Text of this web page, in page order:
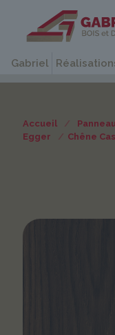
Gabriel
Accueil / Panneau
Egger
/ Chêne